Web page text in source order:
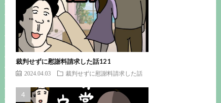
裁判せずに慰謝料請求した話121
2024.04.03 裁判せずに慰謝料請求した話